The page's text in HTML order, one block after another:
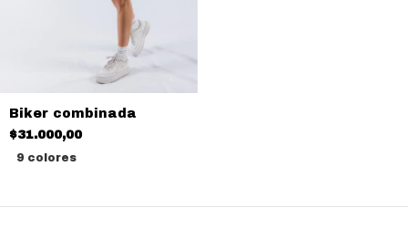
Biker combinada
$31.000,00
9 colores